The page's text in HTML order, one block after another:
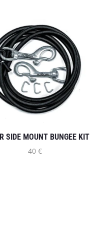
SIDE MOUNT BUNGEE KIT
40 €
SOZIALE MEDIEN